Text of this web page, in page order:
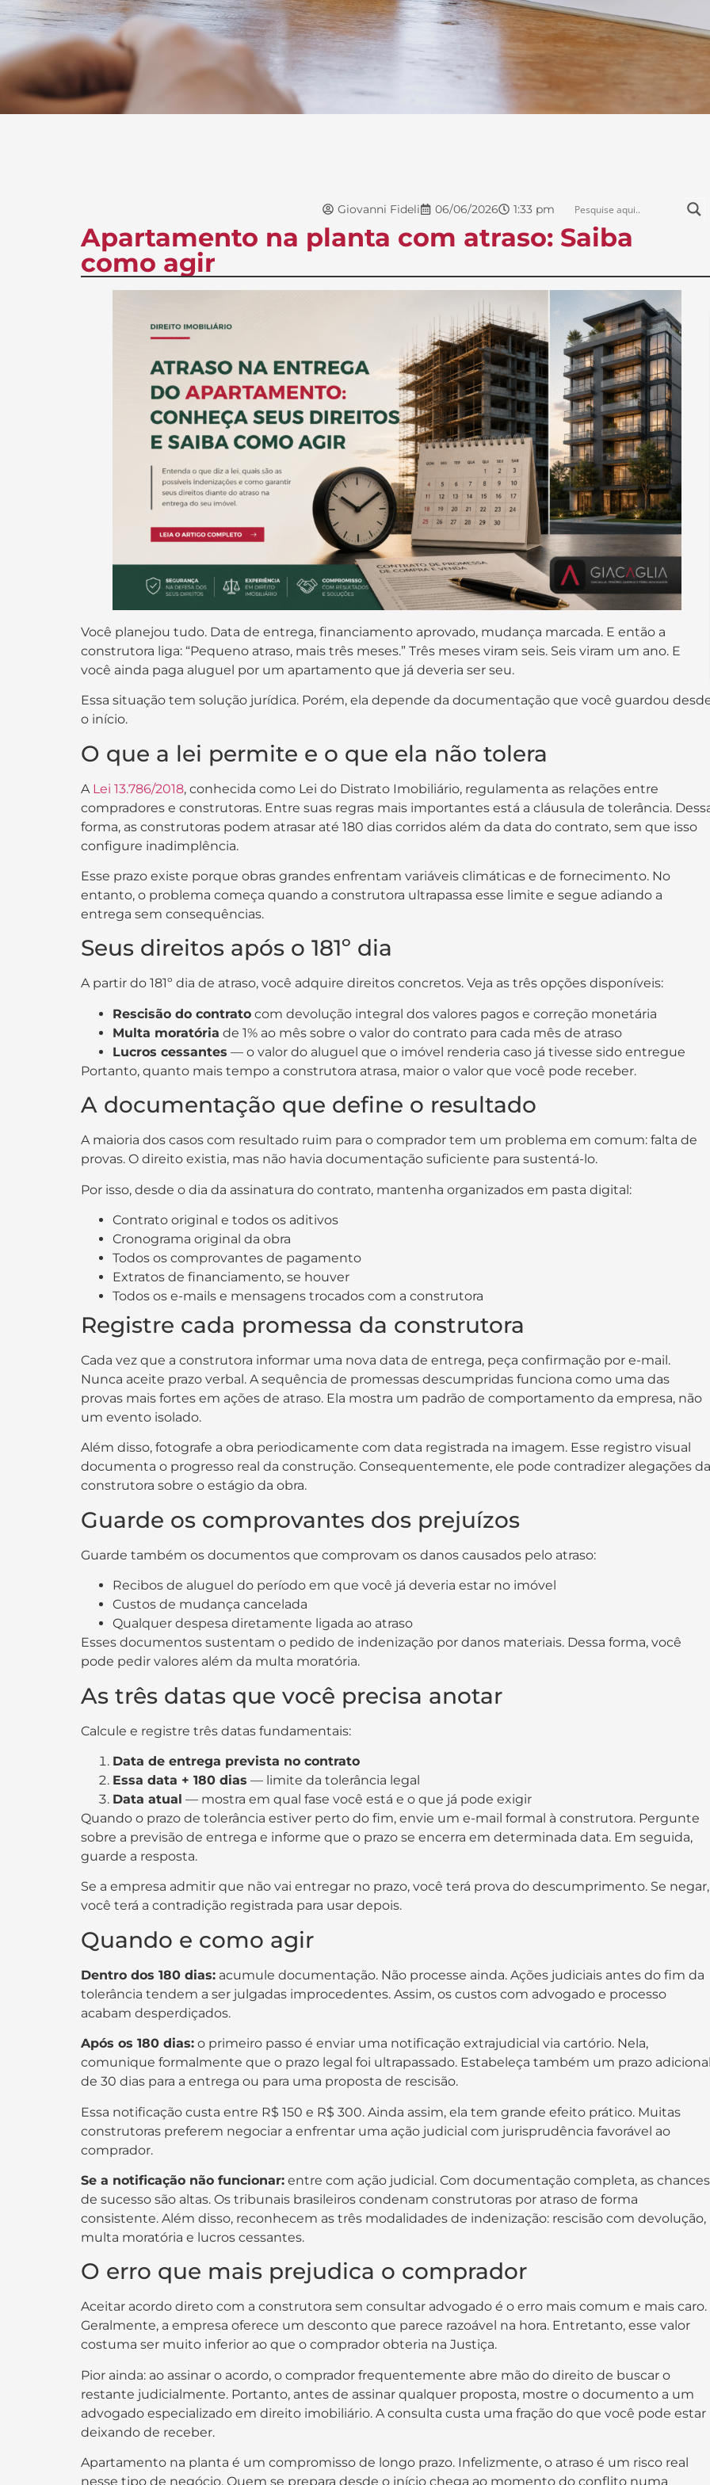
Giovanni Fideli 06/06/2026 1:33 pm
Apartamento na planta com atraso: Saiba
como agir
Você planejou tudo. Data de entrega, financiamento aprovado, mudança marcada. E então a
construtora liga: “Pequeno atraso, mais três meses.” Três meses viram seis. Seis viram um ano. E
você ainda paga aluguel por um apartamento que já deveria ser seu.
Essa situação tem solução jurídica. Porém, ela depende da documentação que você guardou
o início.
O que a lei permite e o que ela não tolera
A Lei 13.786/2018, conhecida como Lei do Distrato Imobiliário, regulamenta as relações entre
compradores e construtoras. Entre suas regras mais importantes está a cláusula de tolerância.
forma, as construtoras podem atrasar até 180 dias corridos além da data do contrato, sem que isso
configure inadimplência.
Esse prazo existe porque obras grandes enfrentam variáveis climáticas e de fornecimento. No
entanto, o problema começa quando a construtora ultrapassa esse limite e segue adiando a
entrega sem consequências.
Seus direitos após o 181º dia
A partir do 181º dia de atraso, você adquire direitos concretos. Veja as três opções disponíveis:
Rescisão do contrato com devolução integral dos valores pagos e correção monetária
Multa moratória de 1% ao mês sobre o valor do contrato para cada mês de atraso
Lucros cessantes — o valor do aluguel que o imóvel renderia caso já tivesse sido entregue
Portanto, quanto mais tempo a construtora atrasa, maior o valor que você pode receber.
A documentação que define o resultado
A maioria dos casos com resultado ruim para o comprador tem um problema em comum: falta de
provas. O direito existia, mas não havia documentação suficiente para sustentá-lo.
Por isso, desde o dia da assinatura do contrato, mantenha organizados em pasta digital:
Contrato original e todos os aditivos
Cronograma original da obra
Todos os comprovantes de pagamento
Extratos de financiamento, se houver
Todos os e-mails e mensagens trocados com a construtora
Registre cada promessa da construtora
Cada vez que a construtora informar uma nova data de entrega, peça confirmação por e-mail.
Nunca aceite prazo verbal. A sequência de promessas descumpridas funciona como uma das
provas mais fortes em ações de atraso. Ela mostra um padrão de comportamento da empresa, não
um evento isolado.
Além disso, fotografe a obra periodicamente com data registrada na imagem. Esse registro visual
documenta o progresso real da construção. Consequentemente, ele pode contradizer alegações da
construtora sobre o estágio da obra.
Guarde os comprovantes dos prejuízos
Guarde também os documentos que comprovam os danos causados pelo atraso:
Recibos de aluguel do período em que você já deveria estar no imóvel
Custos de mudança cancelada
Qualquer despesa diretamente ligada ao atraso
Esses documentos sustentam o pedido de indenização por danos materiais. Dessa forma, você
pode pedir valores além da multa moratória.
As três datas que você precisa anotar
Calcule e registre três datas fundamentais:
Data de entrega prevista no contrato
Essa data + 180 dias — limite da tolerância legal
Data atual — mostra em qual fase você está e o que já pode exigir
Quando o prazo de tolerância estiver perto do fim, envie um e-mail formal à construtora. Pergunte
sobre a previsão de entrega e informe que o prazo se encerra em determinada data. Em seguida,
guarde a resposta.
Se a empresa admitir que não vai entregar no prazo, você terá prova do descumprimento. Se negar,
você terá a contradição registrada para usar depois.
Quando e como agir
Dentro dos 180 dias: acumule documentação. Não processe ainda. Ações judiciais antes do fim da
tolerância tendem a ser julgadas improcedentes. Assim, os custos com advogado e processo
acabam desperdiçados.
Após os 180 dias: o primeiro passo é enviar uma notificação extrajudicial via cartório. Nela,
comunique formalmente que o prazo legal foi ultrapassado. Estabeleça também um prazo
de 30 dias para a entrega ou para uma proposta de rescisão.
Essa notificação custa entre R$ 150 e R$ 300. Ainda assim, ela tem grande efeito prático. Muitas
construtoras preferem negociar a enfrentar uma ação judicial com jurisprudência favorável ao
comprador.
Se a notificação não funcionar: entre com ação judicial. Com documentação completa, as chances
de sucesso são altas. Os tribunais brasileiros condenam construtoras por atraso de forma
consistente. Além disso, reconhecem as três modalidades de indenização: rescisão com devolução,
multa moratória e lucros cessantes.
O erro que mais prejudica o comprador
Aceitar acordo direto com a construtora sem consultar advogado é o erro mais comum e mais caro.
Geralmente, a empresa oferece um desconto que parece razoável na hora. Entretanto, esse valor
costuma ser muito inferior ao que o comprador obteria na Justiça.
Pior ainda: ao assinar o acordo, o comprador frequentemente abre mão do direito de buscar o
restante judicialmente. Portanto, antes de assinar qualquer proposta, mostre o documento a um
advogado especializado em direito imobiliário. A consulta custa uma fração do que você pode estar
deixando de receber.
Apartamento na planta é um compromisso de longo prazo. Infelizmente, o atraso é um risco real
nesse tipo de negócio. Quem se prepara desde o início chega ao momento do conflito numa